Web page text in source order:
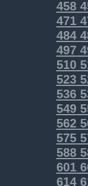
458
471
484
497
510
523
536
549
562
575
588
601
614